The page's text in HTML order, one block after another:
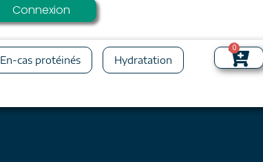
Connexion
En-cas protéinés Hydratation
0